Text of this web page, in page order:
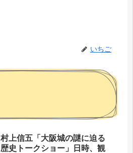
いちご
村上信五「大阪城の謎に迫る
歴史トークショー」日時、観